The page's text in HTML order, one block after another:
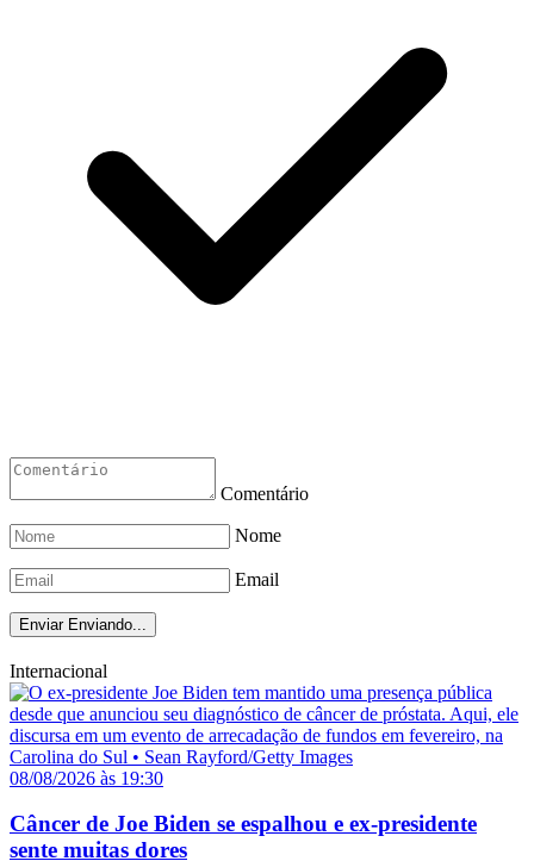
Comentário
Nome
Email
Enviar Enviando...
Internacional
08/08/2026 às 19:30
Câncer de Joe Biden se espalhou e ex-presidente
sente muitas dores